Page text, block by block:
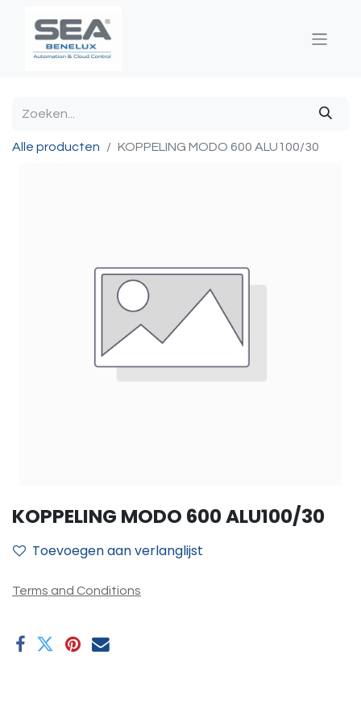
Alle producten KOPPELING MODO 600 ALU100/30
KOPPELING MODO 600 ALU100/30
Toevoegen aan verlanglijst
Terms and Conditions